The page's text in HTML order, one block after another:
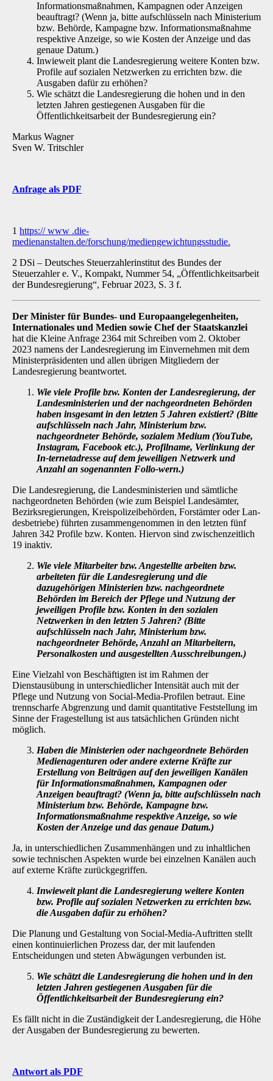
Informationsmaßnahmen, Kampagnen oder Anzeigen
beauftragt? (Wenn ja, bitte aufschlüsseln nach Ministerium
bzw. Behörde, Kampagne bzw. Informationsmaßnahme
respektive Anzeige, so wie Kosten der Anzeige und das
genaue Datum.)
Inwieweit plant die Landesregierung weitere Konten bzw.
Profile auf sozialen Netzwerken zu errichten bzw. die
Ausgaben dafür zu erhöhen?
Wie schätzt die Landesregierung die hohen und in den
letzten Jahren gestiegenen Ausgaben für die
Öffentlichkeitsarbeit der Bundesregierung ein?
Markus Wagner
Sven W. Tritschler
Anfrage als PDF
1 https:// www .die-
medienanstalten.de/forschung/mediengewichtungsstudie.
2 DSi – Deutsches Steuerzahlerinstitut des Bundes der
Steuerzahler e. V., Kompakt, Nummer 54, „Öffentlichkeitsarbeit
der Bundesregierung“, Februar 2023, S. 3 f.
Der Minister für Bundes- und Europaangelegenheiten,
Internationales und Medien so­wie Chef der Staatskanzlei
hat die Kleine Anfrage 2364 mit Schreiben vom 2. Oktober
2023 namens der Landesregierung im Einvernehmen mit dem
Ministerpräsidenten und allen übri­gen Mitgliedern der
Landesregierung beantwortet.
Wie viele Profile bzw. Konten der Landesregierung, der
Landesministerien und der nachgeordneten Behörden
haben insgesamt in den letzten 5 Jahren existiert? (Bitte
aufschlüsseln nach Jahr, Ministerium bzw.
nachgeordneter Behörde, sozia­lem Medium (YouTube,
Instagram, Facebook etc.), Profilname, Verlinkung der
In-ternetadresse auf dem jeweiligen Netzwerk und
Anzahl an sogenannten Follo-wern.)
Die Landesregierung, die Landesministerien und sämtliche
nachgeordneten Behörden (wie zum Beispiel Landesämter,
Bezirksregierungen, Kreispolizeibehörden, Forstämter oder Lan-
desbetriebe) führten zusammengenommen in den letzten fünf
Jahren 342 Profile bzw. Konten. Hiervon sind zwischenzeitlich
19 inaktiv.
Wie viele Mitarbeiter bzw. Angestellte arbeiten bzw.
arbeiteten für die Landesre­gierung und die
dazugehörigen Ministerien bzw. nachgeordnete
Behörden im Be­reich der Pflege und Nutzung der
jeweiligen Profile bzw. Konten in den sozialen
Netzwerken in den letzten 5 Jahren? (Bitte
aufschlüsseln nach Jahr, Ministerium bzw.
nachgeordneter Behörde, Anzahl an Mitarbeitern,
Personalkosten und aus­gestellten Ausschreibungen.)
Eine Vielzahl von Beschäftigten ist im Rahmen der
Dienstausübung in unterschiedlicher Inten­sität auch mit der
Pflege und Nutzung von Social-Media-Profilen betraut. Eine
trennscharfe Abgrenzung und damit quantitative Feststellung im
Sinne der Fragestellung ist aus tatsächli­chen Gründen nicht
möglich.
Haben die Ministerien oder nachgeordnete Behörden
Medienagenturen oder an­dere externe Kräfte zur
Erstellung von Beiträgen auf den jeweiligen Kanälen
für Informationsmaßnahmen, Kampagnen oder
Anzeigen beauftragt? (Wenn ja, bitte aufschlüsseln nach
Ministerium bzw. Behörde, Kampagne bzw.
Informationsmaß­nahme respektive Anzeige, so wie
Kosten der Anzeige und das genaue Datum.)
Ja, in unterschiedlichen Zusammenhängen und zu inhaltlichen
sowie technischen Aspekten wurde bei einzelnen Kanälen auch
auf externe Kräfte zurückgegriffen.
Inwieweit plant die Landesregierung weitere Konten
bzw. Profile auf sozialen Netz­werken zu errichten bzw.
die Ausgaben dafür zu erhöhen?
Die Planung und Gestaltung von Social-Media-Auftritten stellt
einen kontinuierlichen Prozess dar, der mit laufenden
Entscheidungen und steten Abwägungen verbunden ist.
Wie schätzt die Landesregierung die hohen und in den
letzten Jahren gestiegenen Ausgaben für die
Öffentlichkeitsarbeit der Bundesregierung ein?
Es fällt nicht in die Zuständigkeit der Landesregierung, die Höhe
der Ausgaben der Bundesre­gierung zu bewerten.
Antwort als PDF